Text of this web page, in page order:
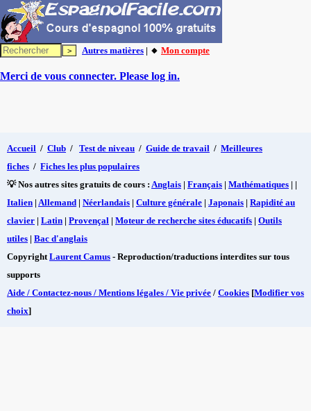
Autres matières | 🔸 Mon compte
Merci de vous connecter. Please log in.
Accueil / Club / Test de niveau / Guide de travail / Meilleures
fiches / Fiches les plus populaires
💡 Nos autres sites gratuits de cours : Anglais | Français | Mathématiques | |
Italien | Allemand | Néerlandais | Culture générale | Japonais | Rapidité au
clavier | Latin | Provençal | Moteur de recherche sites éducatifs | Outils
utiles | Bac d'anglais
CopyrightLaurent Camus - Reproduction/traductions interdites sur tous
supports
Aide / Contactez-nous / Mentions légales / Vie privée / Cookies [Modifier vos
choix]